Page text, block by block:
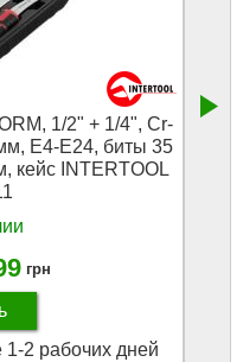
1/2" + 1/4", Cr-
E4-E24, биты 35
кейс INTERTOOL
грн
1-2 рабочих дней